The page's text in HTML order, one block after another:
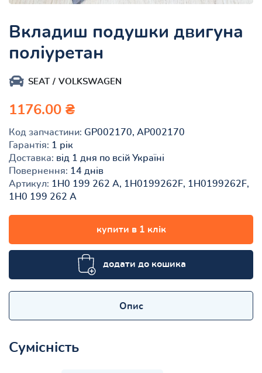
Вкладиш подушки двигуна
поліуретан
SEAT VOLKSWAGEN
1176.00 ₴
Код запчастини: GP002170, AP002170
Гарантія: 1 рік
Доставка: від 1 дня по всій Україні
Повернення: 14 днів
Артикул: 1H0 199 262 A, 1H0199262F, 1H0199262F,
1H0 199 262 A
купити в 1 клік
додати до кошика
Опис
Сумісність